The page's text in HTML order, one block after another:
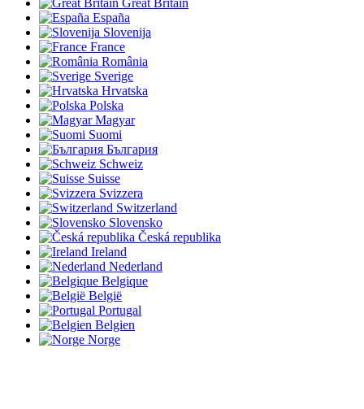
Great Britain
España
Slovenija
France
România
Sverige
Hrvatska
Polska
Magyar
Suomi
България
Schweiz
Suisse
Svizzera
Switzerland
Slovensko
Česká republika
Ireland
Nederland
Belgique
België
Portugal
Belgien
Norge